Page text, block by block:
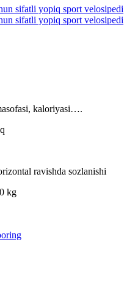
kaloriyasi….
ravishda sozlanishi
kg